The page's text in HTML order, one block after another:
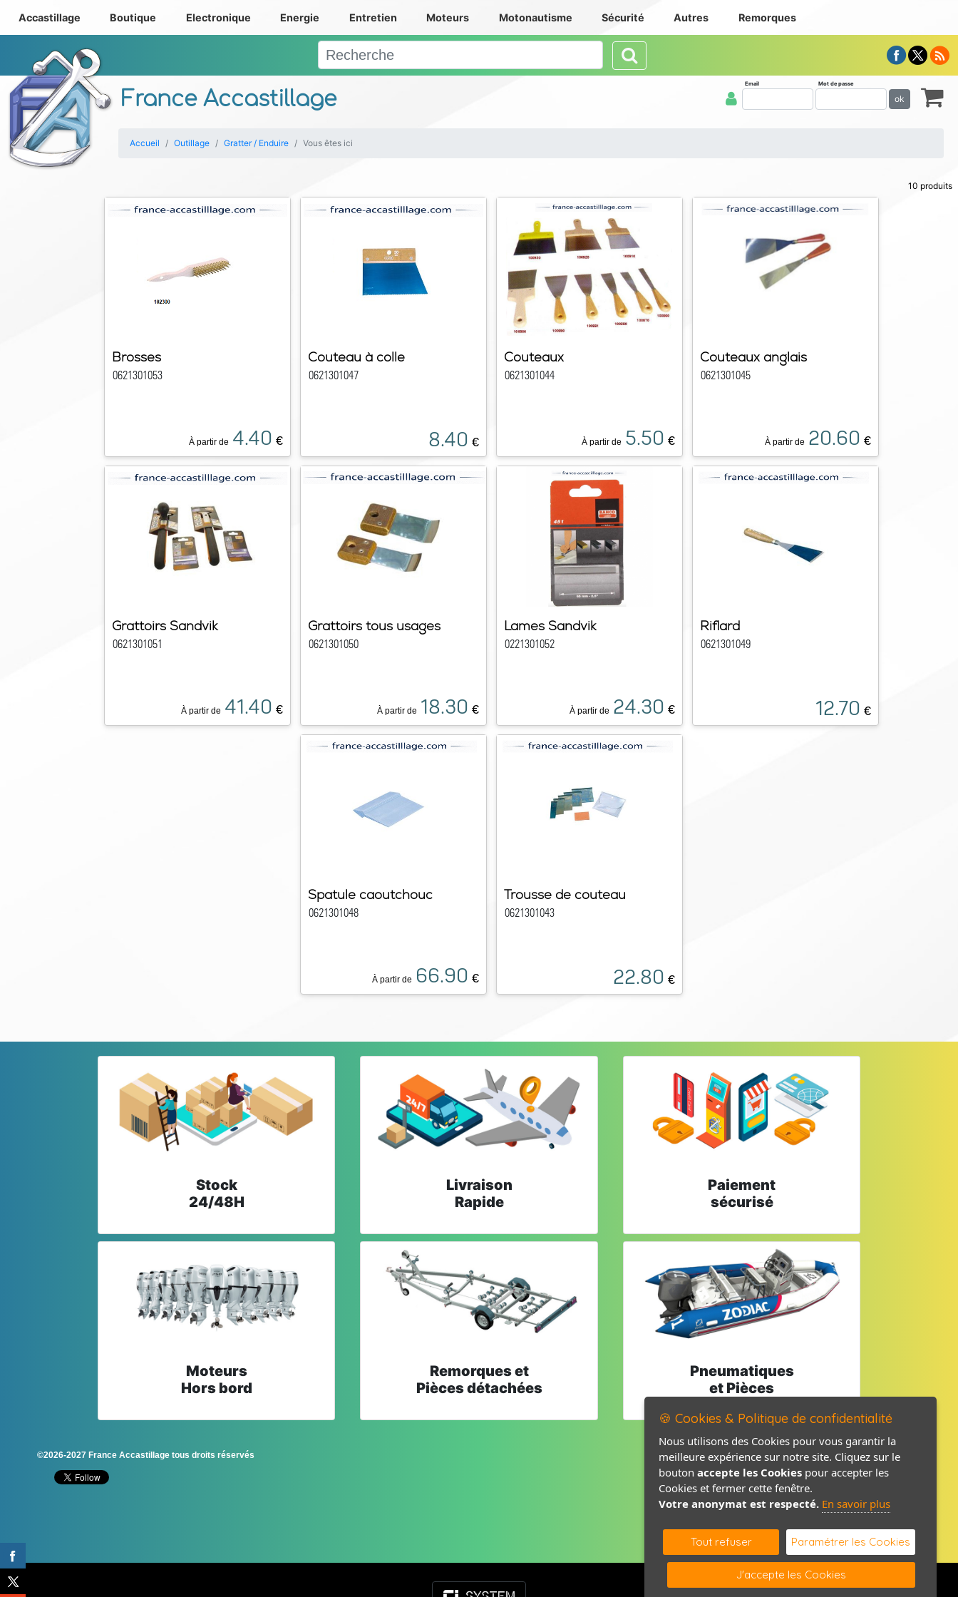
France Accastillage
Accastillage Boutique Electronique Energie Entretien Moteurs Motonautisme Sécurité Autres Remorques
Email Mot de passe
ok
Accueil Outillage Gratter / Enduire Vous êtes ici
10 produits
Brosses
0621301053
À partir de 4.40 €
Couteau à colle
0621301047
8.40 €
Couteaux
0621301044
À partir de 5.50 €
Couteaux anglais
0621301045
À partir de 20.60 €
Grattoirs Sandvik
0621301051
À partir de 41.40 €
Grattoirs tous usages
0621301050
À partir de 18.30 €
Lames Sandvik
0221301052
À partir de 24.30 €
Riflard
0621301049
12.70 €
Spatule caoutchouc
0621301048
À partir de 66.90 €
Trousse de couteau
0621301043
22.80 €
Stock
24/48H
Livraison
Rapide
Paiement
sécurisé
Moteurs
Hors bord
Remorques et
Pièces détachées
Pneumatiques
et Pièces
©2026-2027 France Accastillage tous droits réservés Mentions légales
Politique de confidentialité
Contact / Plan
🍪 Cookies & Politique de confidentialité
Nous utilisons des Cookies pour vous garantir la
meilleure expérience sur notre site. Cliquez sur le
bouton accepte les Cookies pour accepter les
Cookies et fermer cette fenêtre.
Votre anonymat est respecté. En savoir plus
Tout refuser Paramétrer les Cookies
J'accepte les Cookies